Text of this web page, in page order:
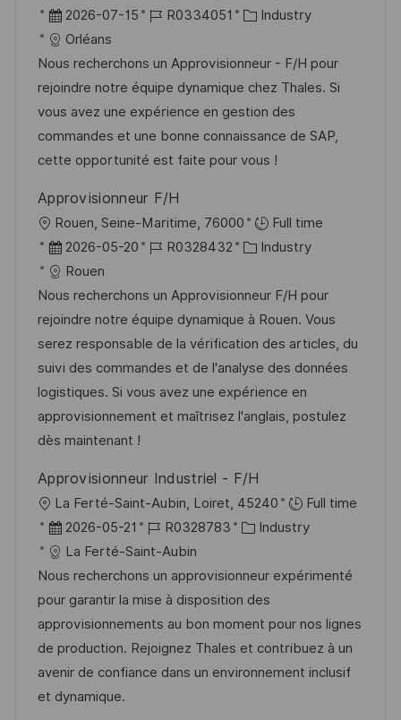
r
t
D
a
t
u
m
d
e
V
e
r
ö
f
f
e
n
t
l
i
c
h
u
n
g
2026-07-15
J
b
-
I
D
R0334051
K
t
e
g
o
r
Industry
Orléans
Nous recherchons un Approvisionneur - F/H pour
rejoindre notre équipe dynamique chez Thales. Si
vous avez une expérience en gestion des
commandes et une bonne connaissance de SAP,
cette opportunité est faite pour vous !
Approvisionneur F/H
O
r
t
Rouen, Seine-Maritime, 76000
Full time
D
a
t
u
m
d
e
r
V
r
ö
f
f
e
n
t
l
i
c
2026-05-20
J
b
-
I
D
R0328432
K
t
e
g
o
r
i
Industry
Rouen
Nous recherchons un Approvisionneur F/H pour
rejoindre notre équipe dynamique à Rouen. Vous
serez responsable de la vérification des articles, du
suivi des commandes et de l'analyse des données
logistiques. Si vous avez une expérience en
approvisionnement et maîtrisez l'anglais, postulez
dès maintenant !
Approvisionneur Industriel - F/H
O
r
t
La Ferté-Saint-Aubin, Loiret, 45240
Full time
D
a
t
u
m
d
e
r
2026-05-21
J
o
b
-
I
D
R0328783
K
t
e
g
o
r
Industry
La Ferté-Saint-Aubin
Nous recherchons un approvisionneur expérimenté
pour garantir la mise à disposition des
approvisionnements au bon moment pour nos lignes
de production. Rejoignez Thales et contribuez à un
avenir de confiance dans un environnement inclusif
et dynamique.